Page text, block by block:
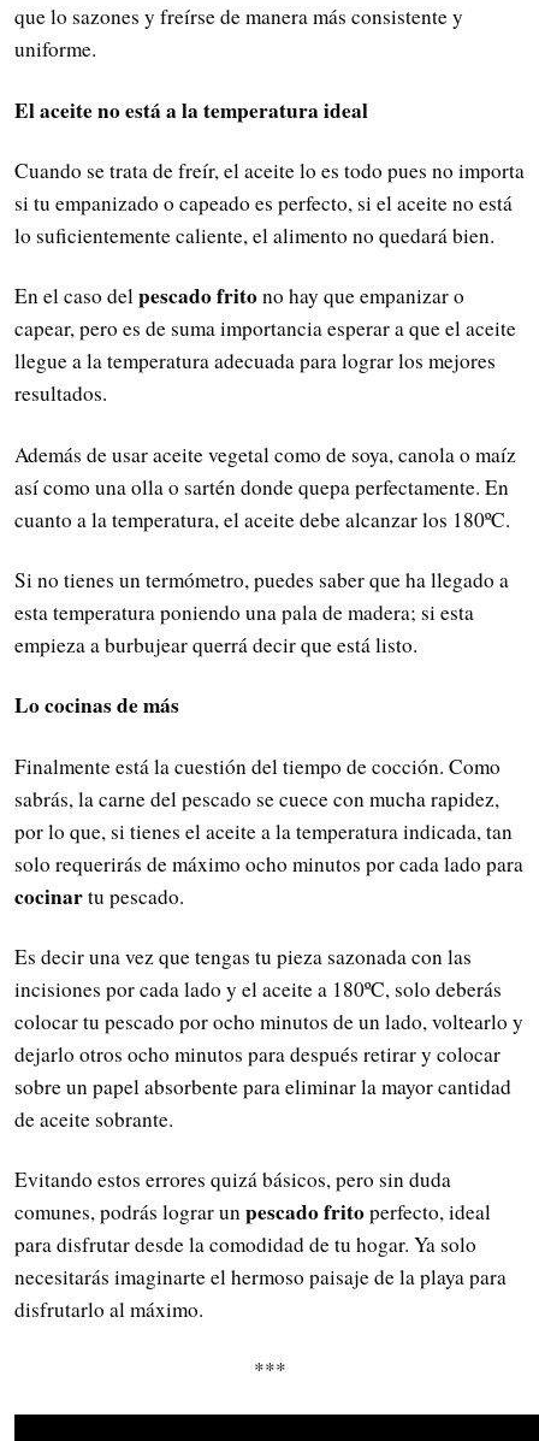
que lo sazones y freírse de manera más consistente y
uniforme.
El aceite no está a la temperatura ideal
Cuando se trata de freír, el aceite lo es todo pues no importa
si tu empanizado o capeado es perfecto, si el aceite no está
lo suficientemente caliente, el alimento no quedará bien.
En el caso delpescado fritono hay que empanizar o
capear, pero es de suma importancia esperar a que el aceite
llegue a la temperatura adecuada para lograr los mejores
resultados.
Además de usar aceite vegetal como de soya, canola o maíz
así como una olla o sartén donde quepa perfectamente. En
cuanto a la temperatura, el aceite debe alcanzar los 180ºC.
Si no tienes un termómetro, puedes saber que ha llegado a
esta temperatura poniendo una pala de madera; si esta
empieza a burbujear querrá decir que está listo.
Lo cocinas de más
Finalmente está la cuestión del tiempo de cocción. Como
sabrás, la carne del pescado se cuece con mucha rapidez,
por lo que, si tienes el aceite a la temperatura indicada, tan
solo requerirás de máximo ocho minutos por cada lado para
cocinartu pescado.
Es decir una vez que tengas tu pieza sazonada con las
incisiones por cada lado y el aceite a 180ºC, solo deberás
colocar tu pescado por ocho minutos de un lado, voltearlo y
dejarlo otros ocho minutos para después retirar y colocar
sobre un papel absorbente para eliminar la mayor cantidad
de aceite sobrante.
Evitando estos errores quizá básicos, pero sin duda
comunes, podrás lograr unpescado fritoperfecto, ideal
para disfrutar desde la comodidad de tu hogar. Ya solo
necesitarás imaginarte el hermoso paisaje de la playa para
disfrutarlo al máximo.
***